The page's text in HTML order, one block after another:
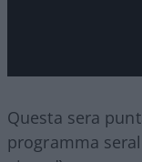
Questa sera
programma